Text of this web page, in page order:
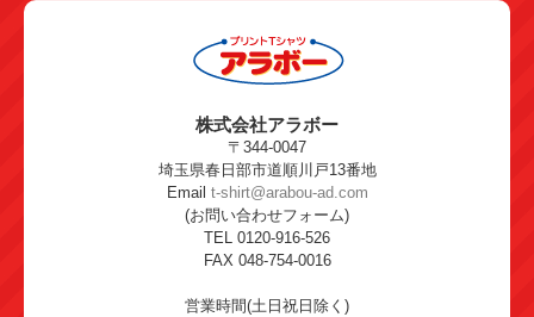
株式会社アラボー
〒344-0047
埼玉県春日部市道順川戸13番地
Email t-shirt@arabou-ad.com
(お問い合わせフォーム)
TEL 0120-916-526
FAX 048-754-0016
営業時間(土日祝日除く)